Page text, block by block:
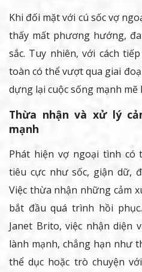
Khi đối mặt với cú sốc vợ
thấy mất phương hướng,
sắc. Tuy nhiên, với cách
toàn có thể vượt qua giai
dựng lại cuộc sống mạnh mẽ
Thừa nhận và xử lý
mạnh
Phát hiện vợ ngoại tình có
tiêu cực như sốc, giận dữ,
Việc thừa nhận những cảm
bắt đầu quá trình hồi
Janet Brito, việc nhận diện
lành mạnh, chẳng hạn như
thể dục hoặc trò chuyện